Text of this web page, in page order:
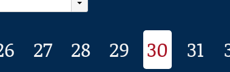
27 28 29 30 31